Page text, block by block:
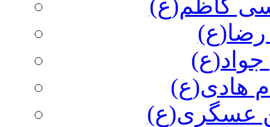
کاظم(ع)
هادی(ع)
عسگری(ع)